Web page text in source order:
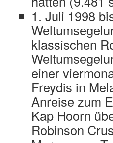
1. Juli 1998
klassischen
einer
Freydis in
Anreise zum
Kap Hoorn
Robinson